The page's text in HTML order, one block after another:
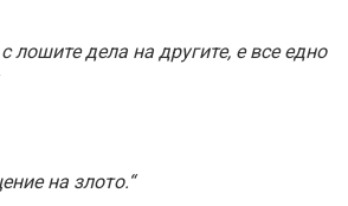
лошите дела на другите, е все едно
на злото.“